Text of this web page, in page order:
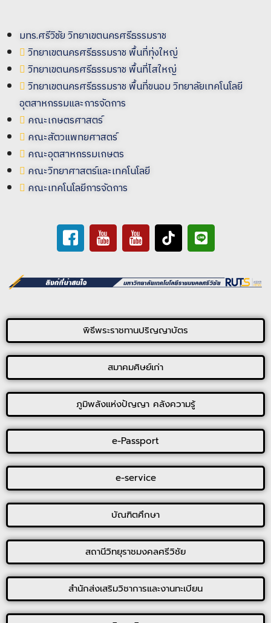
มทร.ศรีวิชัย วิทยาเขตนครศรีธรรมราช
วิทยาเขตนครศรีธรรมราช พื้นที่ทุ่งใหญ่
วิทยาเขตนครศรีธรรมราช พื้นที่ไสใหญ่
วิทยาเขตนครศรีธรรมราช พื้นที่ขนอม วิทยาลัยเทคโนโลยี
อุตสาหกรรมและการจัดการ
คณะเกษตรศาสตร์
คณะสัตวแพทยศาสตร์
คณะอุตสาหกรรมเกษตร
คณะวิทยาศาสตร์และเทคโนโลยี
คณะเทคโนโลยีการจัดการ
พิธีพระราชทานปริญญาบัตร
สมาคมศิษย์เก่า
ภูมิพลังแห่งปัญญา คลังความรู้
e-Passport
e-service
บัณฑิตศึกษา
สถานีวิทยุราชมงคลศรีวิชัย
สำนักส่งเสริมวิชาการและงานทะเบียน